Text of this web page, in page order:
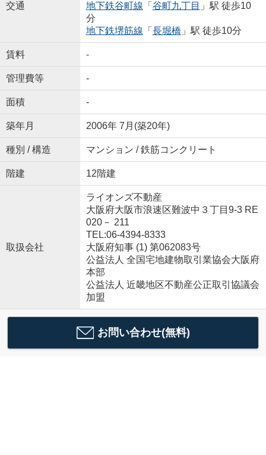
交通
地下鉄谷町線 「 谷町九丁目 」駅 徒歩10
分
地下鉄堺筋線 「 長堀橋 」駅 徒歩10分
賃料 -
管理費等 -
面積 -
築年月 2006年 7月(築20年)
種別 / 構造 マンション / 鉄筋コンクリート
階建 12階建
取扱会社
ライオンズ不動産
大阪府大阪市浪速区難波中３丁目9-3 RE
020－ 211
TEL:06-4394-8333
大阪府知事 (1) 第062083号
公益法人 全国宅地建物取引業協会大阪府
本部
公益法人 近畿地区不動産公正取引協議会
加盟
お問い合わせ(無料)